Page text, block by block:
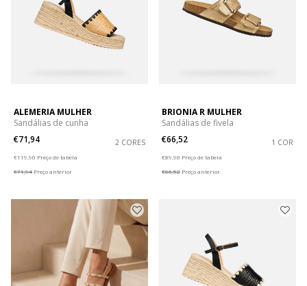
ALEMERIA MULHER
Sandálias de cunha
€71,94
2 CORES
€119,90 Preço de tabela
€71,94 Preço anterior
BRIONIA R MULHER
Sandálias de fivela
€66,52
1 COR
€89,90 Preço de tabela
€66,52 Preço anterior